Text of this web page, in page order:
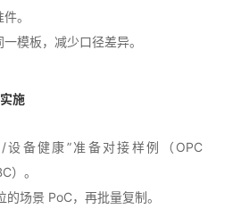
。
模板，减少口径差异。
施
备健康”准备对接样例（OPC
）。
场景 PoC，再批量复制。